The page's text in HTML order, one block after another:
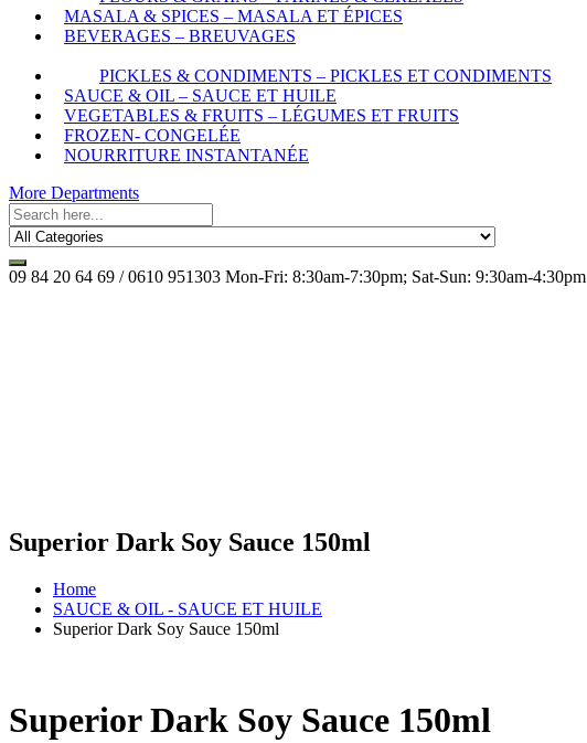
MASALA & SPICES – MASALA ET ÉPICES
BEVERAGES – BREUVAGES
PICKLES & CONDIMENTS – PICKLES ET CONDIMENTS
SAUCE & OIL – SAUCE ET HUILE
VEGETABLES & FRUITS – LÉGUMES ET FRUITS
FROZEN- CONGELÉE
NOURRITURE INSTANTANÉE
More Departments
09 84 20 64 69 / 0610 951303 Mon-Fri: 8:30am-7:30pm; Sat-Sun: 9:30am-4:30pm
Superior Dark Soy Sauce 150ml
Home
SAUCE & OIL - SAUCE ET HUILE
Superior Dark Soy Sauce 150ml
Superior Dark Soy Sauce 150ml